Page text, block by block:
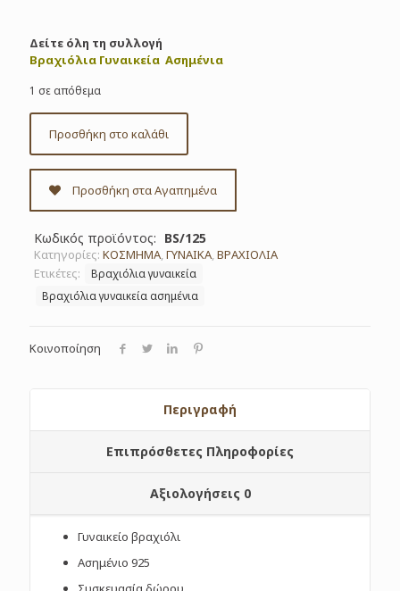
Δείτε όλη τη συλλογή
Βραχιόλια Γυναικεία Ασημένια
1 σε απόθεμα
Προσθήκη στο καλάθι
Προσθήκη στα Αγαπημένα
Κωδικός προϊόντος: BS/125
Κατηγορίες: ΚΟΣΜΗΜΑ,ΓΥΝΑΙΚΑ,ΒΡΑΧΙΟΛΙΑ
Ετικέτες:
Βραχιόλια γυναικεία
Βραχιόλια γυναικεία ασημένια
Κοινοποίηση
Περιγραφή
Επιπρόσθετες Πληροφορίες
Αξιολογήσεις 0
Γυναικείο βραχιόλι
Ασημένιο 925